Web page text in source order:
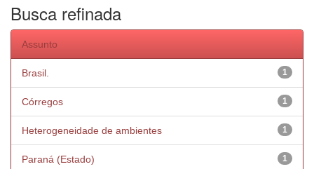
Busca refinada
Assunto
1
Brasil.
1
Córregos
1
Heterogeneidade de ambientes
1
Paraná (Estado)